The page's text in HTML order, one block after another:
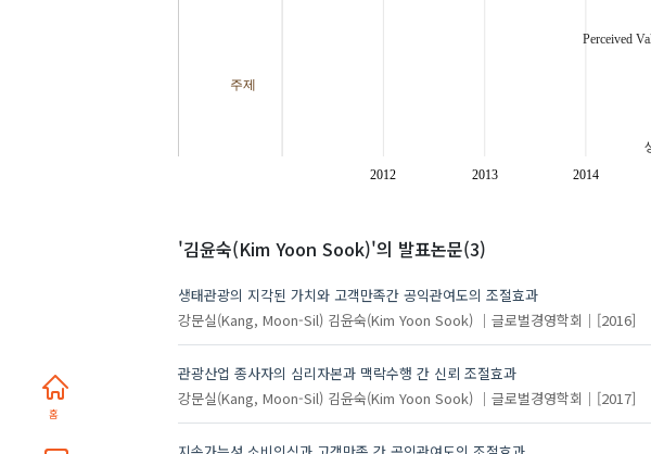
홈
2012 2013 2014
주제
Perceived
'김윤숙(Kim Yoon Sook)'의 발표논문(3)
생태관광의 지각된 가치와 고객만족간 공익관여도의 조절효과
강문실(Kang, Moon-Sil) 김윤숙(Kim Yoon Sook) 글로벌경영학회 [2016]
관광산업 종사자의 심리자본과 맥락수행 간 신뢰 조절효과
강문실(Kang, Moon-Sil) 김윤숙(Kim Yoon Sook) 글로벌경영학회 [2017]